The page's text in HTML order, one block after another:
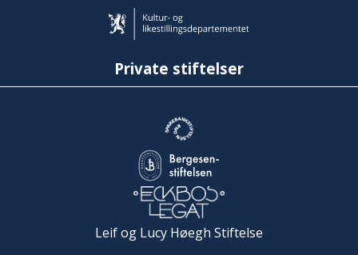
Private stiftelser
Leif og Lucy Høegh Stiftelse